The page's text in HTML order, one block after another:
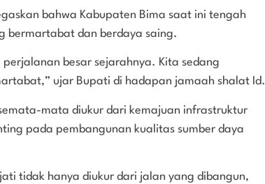
bahwa Kabupaten Bima saat ini tengah
bermartabat dan berdaya saing.
besar sejarahnya. Kita sedang
ujar Bupati di hadapan jamaah shalat Id.
mata diukur dari kemajuan infrastruktur
pada pembangunan kualitas sumber daya
tidak hanya diukur dari jalan yang dibangun,